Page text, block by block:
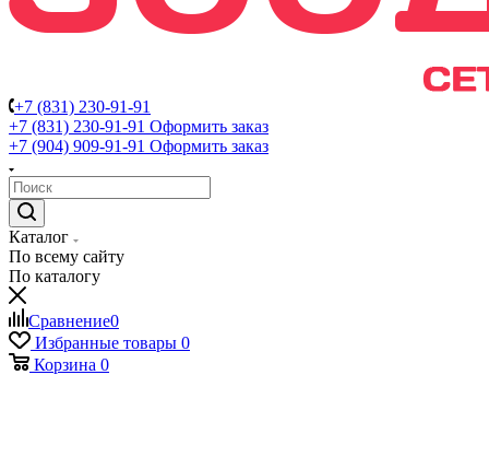
+7 (831) 230-91-91
+7 (831) 230-91-91 Оформить заказ
+7 (904) 909-91-91 Оформить заказ
Каталог
По всему сайту
По каталогу
Сравнение0
Избранные товары 0
Корзина 0